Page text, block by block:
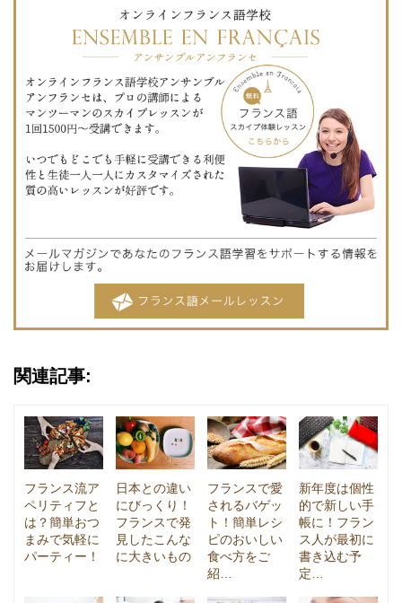
関連記事:
フランス流ア
ペリティフと
は？簡単おつ
まみで気軽に
パーティー！
日本との違い
にびっくり！
フランスで発
見したこんな
に大きいもの
フランスで愛
されるバゲッ
ト！簡単レシ
ピのおいしい
食べ方をご
紹…
新年度は個性
的で新しい手
帳に！フラン
ス人が最初に
書き込む予
定…